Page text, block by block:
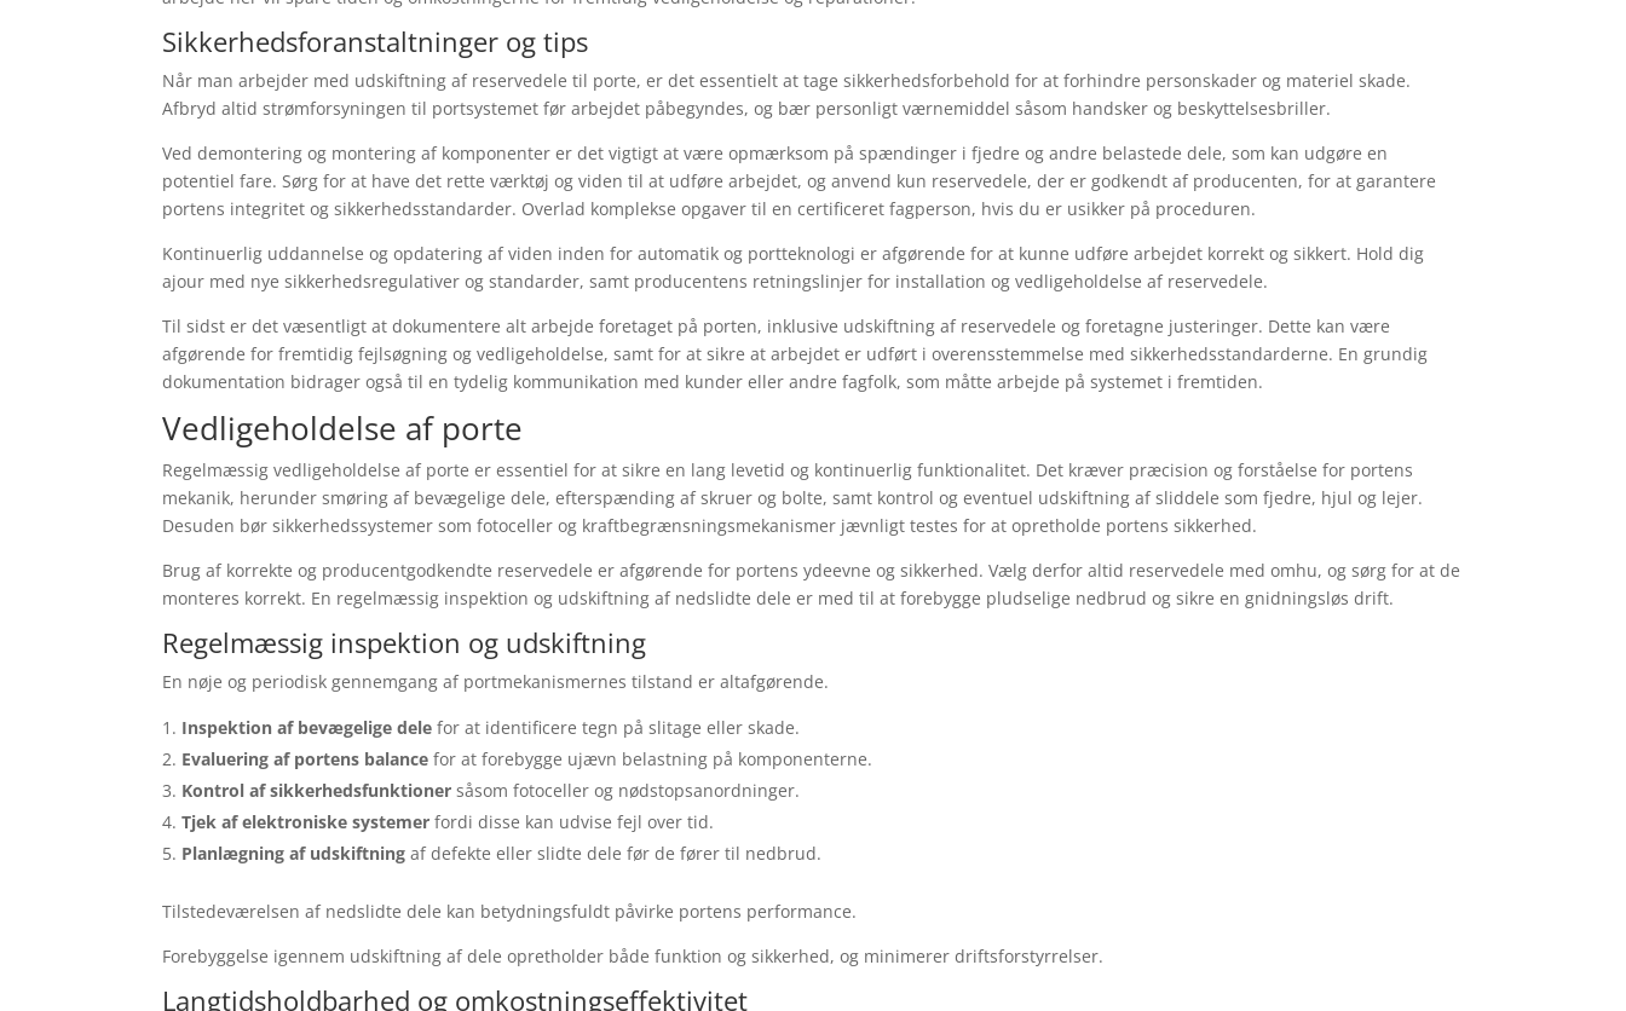
Sikkerhedsforanstaltninger og tips
Når man arbejder med udskiftning af reservedele til porte, er det essentielt at tage sikkerhedsforbehold for at forhindre personskader og materiel skade.
Afbryd altid strømforsyningen til portsystemet før arbejdet påbegyndes, og bær personligt værnemiddel såsom handsker og beskyttelsesbriller.
Ved demontering og montering af komponenter er det vigtigt at være opmærksom på spændinger i fjedre og andre belastede dele, som kan udgøre en
potentiel fare. Sørg for at have det rette værktøj og viden til at udføre arbejdet, og anvend kun reservedele, der er godkendt af producenten, for at garantere
portens integritet og sikkerhedsstandarder. Overlad komplekse opgaver til en certificeret fagperson, hvis du er usikker på proceduren.
Kontinuerlig uddannelse og opdatering af viden inden for automatik og portteknologi er afgørende for at kunne udføre arbejdet korrekt og sikkert. Hold dig
ajour med nye sikkerhedsregulativer og standarder, samt producentens retningslinjer for installation og vedligeholdelse af reservedele.
Til sidst er det væsentligt at dokumentere alt arbejde foretaget på porten, inklusive udskiftning af reservedele og foretagne justeringer. Dette kan være
afgørende for fremtidig fejlsøgning og vedligeholdelse, samt for at sikre at arbejdet er udført i overensstemmelse med sikkerhedsstandarderne. En grundig
dokumentation bidrager også til en tydelig kommunikation med kunder eller andre fagfolk, som måtte arbejde på systemet i fremtiden.
Vedligeholdelse af porte
Regelmæssig vedligeholdelse af porte er essentiel for at sikre en lang levetid og kontinuerlig funktionalitet. Det kræver præcision og forståelse for portens
mekanik, herunder smøring af bevægelige dele, efterspænding af skruer og bolte, samt kontrol og eventuel udskiftning af sliddele som fjedre, hjul og lejer.
Desuden bør sikkerhedssystemer som fotoceller og kraftbegrænsningsmekanismer jævnligt testes for at opretholde portens sikkerhed.
Brug af korrekte og producentgodkendte reservedele er afgørende for portens ydeevne og sikkerhed. Vælg derfor altid reservedele med omhu, og sørg for at de
monteres korrekt. En regelmæssig inspektion og udskiftning af nedslidte dele er med til at forebygge pludselige nedbrud og sikre en gnidningsløs drift.
Regelmæssig inspektion og udskiftning
En nøje og periodisk gennemgang af portmekanismernes tilstand er altafgørende.
Inspektion af bevægelige dele for at identificere tegn på slitage eller skade.
Evaluering af portens balance for at forebygge ujævn belastning på komponenterne.
Kontrol af sikkerhedsfunktioner såsom fotoceller og nødstopsanordninger.
Tjek af elektroniske systemer fordi disse kan udvise fejl over tid.
Planlægning af udskiftning af defekte eller slidte dele før de fører til nedbrud.
Tilstedeværelsen af nedslidte dele kan betydningsfuldt påvirke portens performance.
Forebyggelse igennem udskiftning af dele opretholder både funktion og sikkerhed, og minimerer driftsforstyrrelser.
Langtidsholdbarhed og omkostningseffektivitet